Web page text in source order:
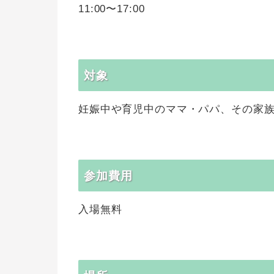
11:00〜17:00
対象
妊娠中や育児中のママ・パパ、その家
参加費用
入場無料